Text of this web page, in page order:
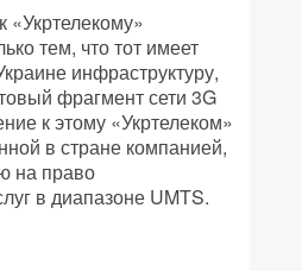
«Укртелекому»
тем, что тот имеет
инфраструктуру,
фрагмент сети 3G
к этому «Укртелеком»
в стране компанией,
на право
в диапазоне UMTS.